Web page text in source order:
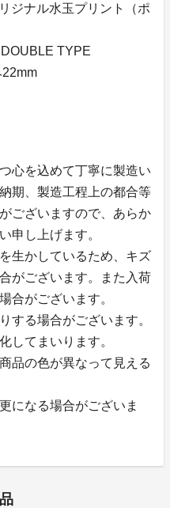
ジナル水玉プリント（ポ
TYPE
心を込めて丁寧に製造い
期、製造工程上の都合等
ございますので、あらか
申し上げます。
生かしているため、キズ
がございます。また入荷
合がございます。
する場合がございます。
してまいります。
品の色が異なって見える
になる場合がございま